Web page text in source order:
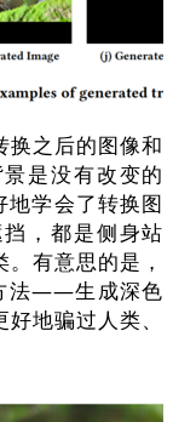
之后的图像和
是没有改变的
学会了转换图
，都是侧身站
有意思的是，
法——生成深色
地骗过人类、